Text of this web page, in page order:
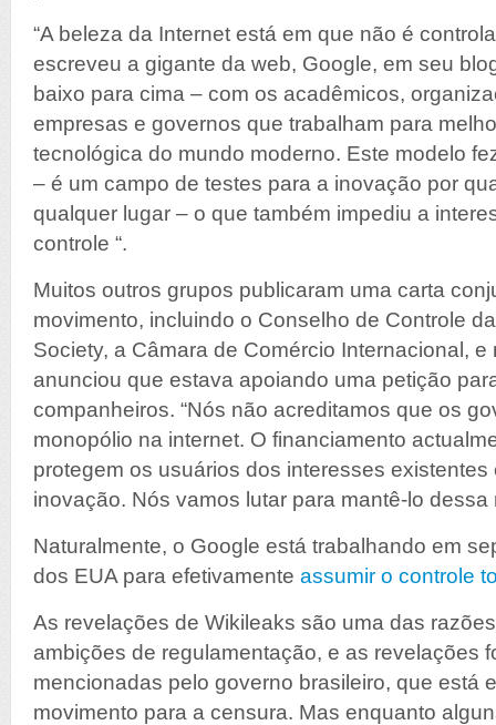
“A beleza da Internet está em que não é
escreveu a gigante da web, Google, em seu
baixo para cima – com os acadêmicos,
empresas e governos que trabalham para
tecnológica do mundo moderno. Este modelo
– é um campo de testes para a inovação por
qualquer lugar – o que também impediu a
controle “.
Muitos outros grupos publicaram uma carta
movimento, incluindo o Conselho de Controle
Society, a Câmara de Comércio Internacional,
anunciou que estava apoiando uma petição
companheiros. “Nós não acreditamos que os
monopólio na internet. O financiamento
protegem os usuários dos interesses existentes
inovação. Nós vamos lutar para mantê-lo dessa
Naturalmente, o Google está trabalhando em
dos EUA para efetivamente assumir o controle
As revelações de Wikileaks são uma das
ambições de regulamentação, e as revelações
mencionadas pelo governo brasileiro, que está
movimento para a censura. Mas enquanto